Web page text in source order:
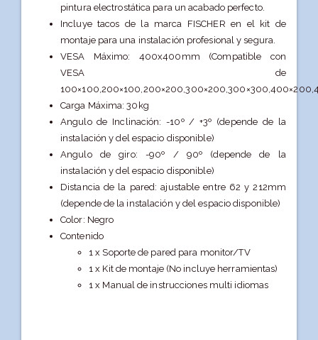
pintura electrostática para un acabado perfecto.
Incluye tacos de la marca FISCHER en el kit de
montaje para una instalación profesional y segura.
VESA Máximo: 400x400mm (Compatible con
VESA de
Carga Máxima: 30kg
Angulo de Inclinación: -10º / +3º (depende de la
instalación y del espacio disponible)
Angulo de giro: -90º / 90º (depende de la
instalación y del espacio disponible)
Distancia de la pared: ajustable entre 62 y 212mm
(depende de la instalación y del espacio disponible)
Color: Negro
Contenido
1 x Soporte de pared para monitor/TV
1 x Kit de montaje (No incluye herramientas)
1 x Manual de instrucciones multi idiomas